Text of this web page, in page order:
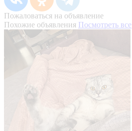
Пожаловаться на объявление
Похожие объявления Посмотреть все